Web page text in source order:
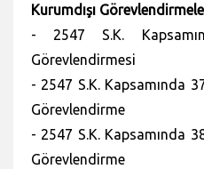
Kurumdışı
- 2547 S.K.
Görevlendirmesi
- 2547 S.K. Kapsamında
Görevlendirme
- 2547 S.K. Kapsamında
Görevlendirme